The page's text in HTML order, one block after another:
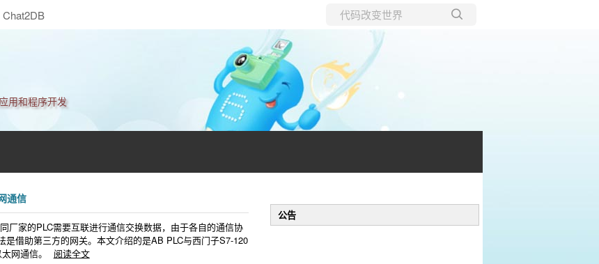
Chat2DB
用和程序开发
通信
厂家的PLC需要互联进行通信交换数据，由于各自的通信协
借助第三方的网关。本文介绍的是AB PLC与西门子S7-120
网通信。
阅读全文
公告